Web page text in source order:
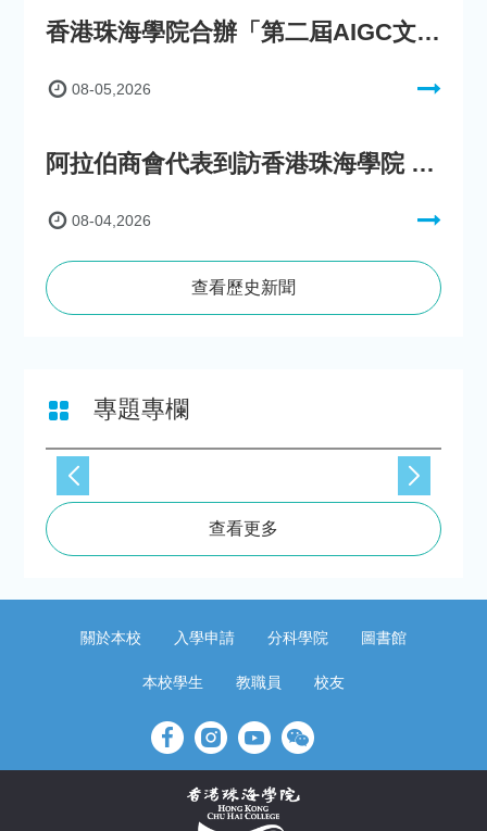
香港珠海學院合辦「第二屆AIGC文化數字內容創作比賽」
08-05,2026
阿拉伯商會代表到訪香港珠海學院 參與「一帶一路」政策圓桌會議
08-04,2026
查看歷史新聞
專題專欄
查看更多
關於本校 入學申請 分科學院 圖書館
本校學生 教職員 校友